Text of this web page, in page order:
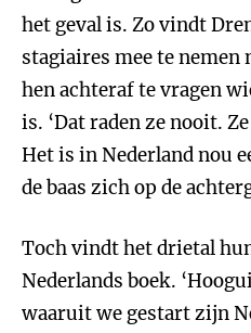
het geval is. Zo vindt
stagiaires mee te nemen
hen achteraf te vragen
is. ‘Dat raden ze nooit.
Het is in Nederland nou
de baas zich op de
Toch vindt het drietal
Nederlands boek.
waaruit we gestart zijn